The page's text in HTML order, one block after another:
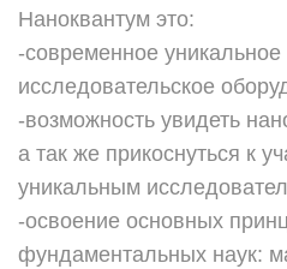
Наноквантум это:
-современное уникальное
исследовательское
-возможность увидеть
а так же прикоснуться к
уникальным
-освоение основных
фундаментальных наук: